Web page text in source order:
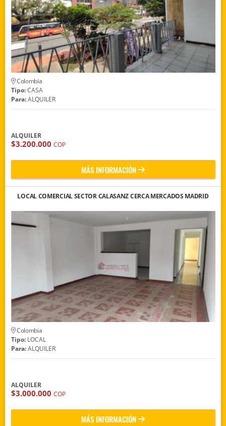
Colombia
Tipo:CASA
Para:ALQUILER
ALQUILER
$3.200.000 COP
MÁS INFORMACIÓN
LOCAL COMERCIAL SECTOR CALASANZ CERCA MERCADOS MADRID
Colombia
Tipo:LOCAL
Para:ALQUILER
ALQUILER
$3.000.000 COP
MÁS INFORMACIÓN